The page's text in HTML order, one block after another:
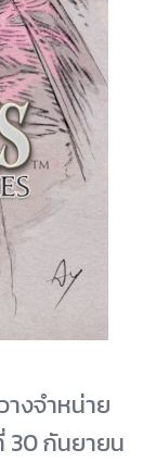
างจำหน่าย
30 กันยายน